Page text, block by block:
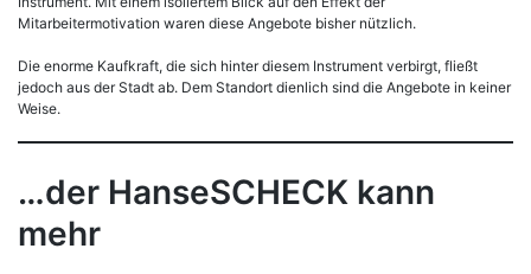
Mitarbeitermotivation waren diese Angebote bisher nützlich.
Die enorme Kaufkraft, die sich hinter diesem Instrument verbirgt, fließt
jedoch aus der Stadt ab. Dem Standort dienlich sind die Angebote in keiner
Weise.
…der HanseSCHECK kann
mehr